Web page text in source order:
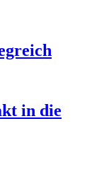
in die